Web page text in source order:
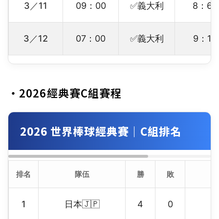
3／11 09：00 ✅義大利 8：6
3／12 07：00 ✅義大利 9：1
・2026經典賽C組賽程
2026 世界棒球經典賽｜C組排名
排名 隊伍 勝 敗
1 日本🇯🇵 4 0